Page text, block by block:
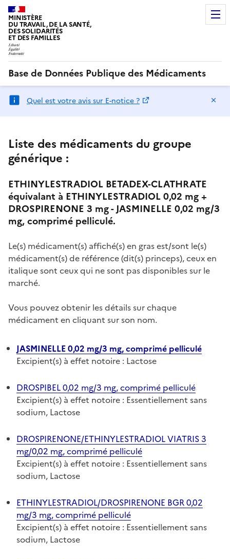
MINISTÈRE
DU TRAVAIL, DE LA SANTÉ,
DES SOLIDARITÉS
ET DES FAMILLES
Base de Données Publique des Médicaments
Quel est votre avis sur E-notice ?
Liste des médicaments du groupe
générique :
ETHINYLESTRADIOL BETADEX-CLATHRATE
équivalant à ETHINYLESTRADIOL 0,02 mg +
DROSPIRENONE 3 mg - JASMINELLE 0,02 mg/3
mg, comprimé pelliculé.
Le(s) médicament(s) affiché(s) en gras est/sont le(s)
médicament(s) de référence (dit(s) princeps), ceux en
italique sont ceux qui ne sont pas disponibles sur le
marché.
Vous pouvez obtenir les détails sur chaque
médicament en cliquant sur son nom.
JASMINELLE 0,02 mg/3 mg, comprimé pelliculé
Excipient(s) à effet notoire : Lactose
DROSPIBEL 0,02 mg/3 mg, comprimé pelliculé
Excipient(s) à effet notoire : Essentiellement sans
sodium, Lactose
DROSPIRENONE/ETHINYLESTRADIOL VIATRIS 3
mg/0,02 mg, comprimé pelliculé
Excipient(s) à effet notoire : Essentiellement sans
sodium, Lactose
ETHINYLESTRADIOL/DROSPIRENONE BGR 0,02
mg/3 mg, comprimé pelliculé
Excipient(s) à effet notoire : Essentiellement sans
sodium, Lactose